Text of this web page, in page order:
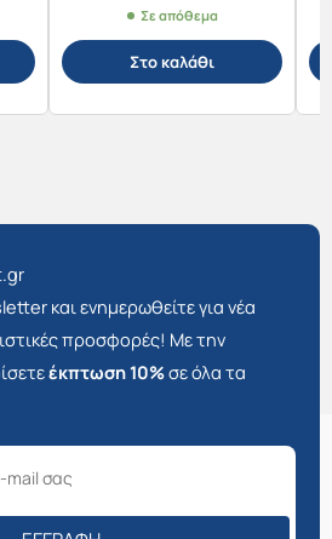
Σε απόθεμα
Στο καλάθι
και ενημερωθείτε για νέα
προσφορές! Με την
έκπτωση 10%σε όλα τα